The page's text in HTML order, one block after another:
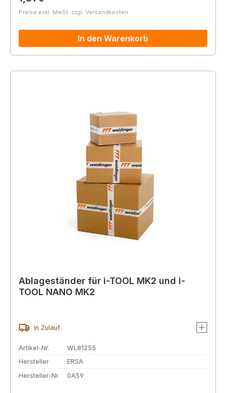
Preise exkl. MwSt. zzgl. Versandkosten
In den Warenkorb
Ablageständer für i-TOOL MK2 und i-
TOOL NANO MK2
In Zulauf
Artikel-Nr.
WL81255
Hersteller
ERSA
Hersteller-Nr.
0A59